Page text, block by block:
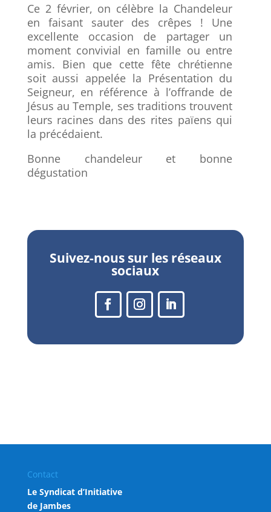
Ce 2 février, on célèbre la Chandeleur
en faisant sauter des crêpes ! Une
excellente occasion de partager un
moment convivial en famille ou entre
amis. Bien que cette fête chrétienne
soit aussi appelée la Présentation du
Seigneur, en référence à l’offrande de
Jésus au Temple, ses traditions trouvent
leurs racines dans des rites païens qui
la précédaient.
Bonne chandeleur et bonne
dégustation
Suivez-nous sur les réseaux
sociaux
Contact
Le Syndicat d’Initiative
de Jambes